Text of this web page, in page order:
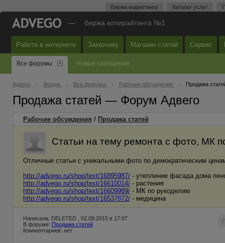
Биржа маркетинга Каталог услуг
— биржа копирайтинга №1
Работа в интернете Заказчику Магазин статей Сервис
Все форумы Новые сообщения
Адвего Форум Все форумы Рабочие обсуждения Продажа
Продажа статей — Форум Адвего
Рабочие обсуждения / Продажа статей
Статьи на тему ремонта с фото, МК
Отличные статьи с уникальными фото по демократическим
http://advego.ru/shop/text/16895987/ - утепление фасада дома
http://advego.ru/shop/text/16610014/ - растения
http://advego.ru/shop/text/16609989/ - МК по рукоделию
http://advego.ru/shop/text/16537872/ - медицина
Написала: DELETED , 02.09.2015 в 17:07
В форуме: Продажа статей
Комментариев: нет